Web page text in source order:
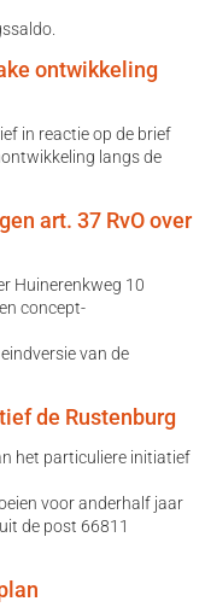
ontwikkeling
in reactie op de brief
langs de
art. 37 RvO over
Huinerenkweg 10
concept-
van de
de Rustenburg
het particuliere initiatief
voor anderhalf jaar
de post 66811